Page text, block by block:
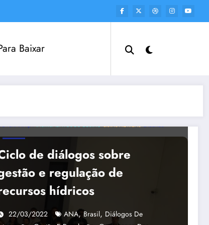
Baixar
INSTRUMENTOS DE GESTÃO LISTAS HÍDRICAS SABERES
de diálogos sobre
e regulação de
hídricos
22/03/2022 ANA,Brasil, Diálogos De